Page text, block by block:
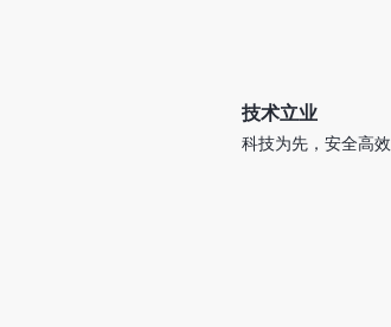
技术立业
科技为先，安全高效